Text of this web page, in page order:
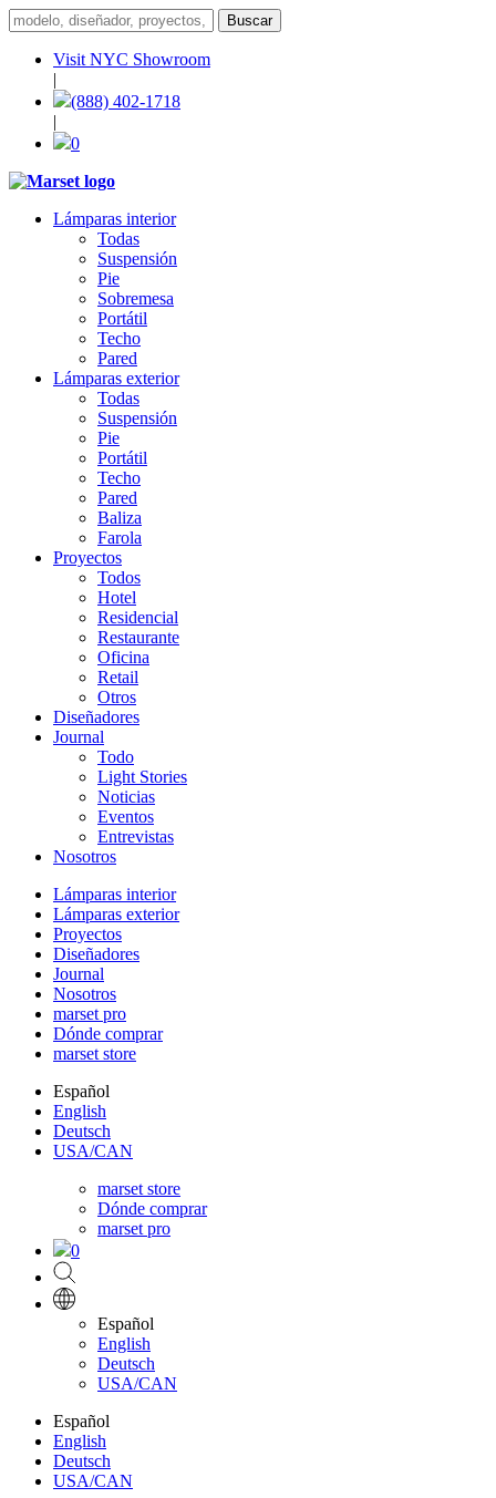
Visit NYC Showroom
|
(888) 402-1718
|
0
Lámparas interior
Todas
Suspensión
Pie
Sobremesa
Portátil
Techo
Pared
Lámparas exterior
Todas
Suspensión
Pie
Portátil
Techo
Pared
Baliza
Farola
Proyectos
Todos
Hotel
Residencial
Restaurante
Oficina
Retail
Otros
Diseñadores
Journal
Todo
Light Stories
Noticias
Eventos
Entrevistas
Nosotros
Lámparas interior
Lámparas exterior
Proyectos
Diseñadores
Journal
Nosotros
marset pro
Dónde comprar
marset store
Español
English
Deutsch
USA/CAN
marset store
Dónde comprar
marset pro
0
Español
English
Deutsch
USA/CAN
Español
English
Deutsch
USA/CAN